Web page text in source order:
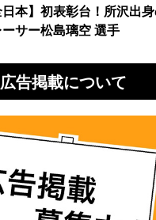
日本】初表彰台！所沢出
サー松島璃空 選手
広告掲載について